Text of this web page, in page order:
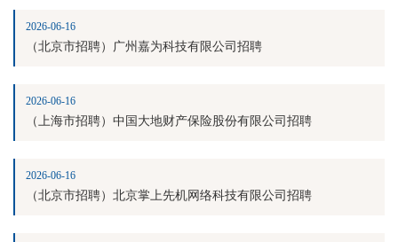
2026-06-16
（北京市招聘）广州嘉为科技有限公司招聘
2026-06-16
（上海市招聘）中国大地财产保险股份有限公司招聘
2026-06-16
（北京市招聘）北京掌上先机网络科技有限公司招聘